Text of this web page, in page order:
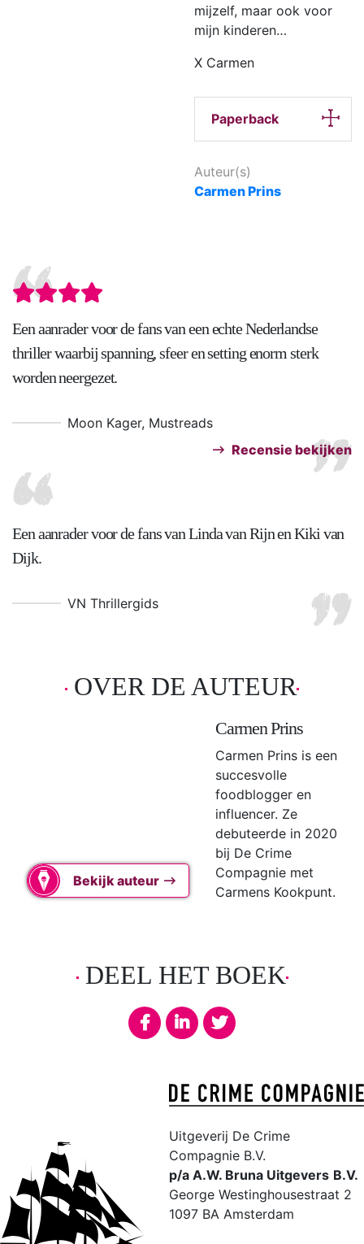
mijzelf, maar ook voor
mijn kinderen…
X Carmen
Paperback
Auteur(s)
Carmen Prins
Een aanrader voor de fans van een echte Nederlandse
thriller waarbij spanning, sfeer en setting enorm sterk
worden neergezet.
Moon Kager, Mustreads
Recensie bekijken
Een aanrader voor de fans van Linda van Rijn en Kiki van
Dijk.
VN Thrillergids
OVER DE AUTEUR
Bekijk auteur
Carmen Prins
Carmen Prins is een
succesvolle
foodblogger en
influencer. Ze
debuteerde in 2020
bij De Crime
Compagnie met
Carmens Kookpunt.
DEEL HET BOEK
Uitgeverij De Crime
Compagnie B.V.
p/a A.W. Bruna Uitgevers B.V.
George Westinghousestraat 2
1097 BA Amsterdam